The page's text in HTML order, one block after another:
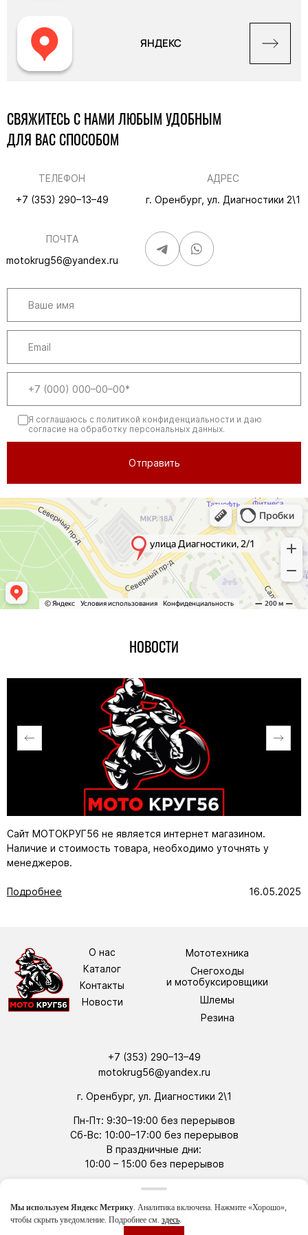
Мы используем Яндекс Метрику. Аналитика включена. Нажмите «Хорошо»,
чтобы скрыть уведомление. Подробнее см. здесь.
ЯНДЕКС
СВЯЖИТЕСЬ С НАМИ ЛЮБЫМ УДОБНЫМ
ДЛЯ ВАС СПОСОБОМ
ТЕЛЕФОН
+7 (353) 290–13–49
АДРЕС
г. Оренбург, ул. Диагностики 2\1
ПОЧТА
motokrug56@yandex.ru
Я соглашаюсь с политикой конфиденциальности и даю
согласие на обработку персональных данных.
НОВОСТИ
Сайт МОТОКРУГ56 не является интернет магазином.
Наличие и стоимость товара, необходимо уточнять у
менеджеров.
Подробнее 16.05.2025
О нас
Каталог
Контакты
Новости
Мототехника
Снегоходы
и мотобуксировщики
Шлемы
Резина
+7 (353) 290–13–49
motokrug56@yandex.ru
г. Оренбург, ул. Диагностики 2\1
Пн-Пт: 9:30–19:00 без перерывов
Сб-Вс: 10:00–17:00 без перерывов
В праздничные дни:
10:00 –15:00 без перерывов
tg wa
Политика конфиденциальности